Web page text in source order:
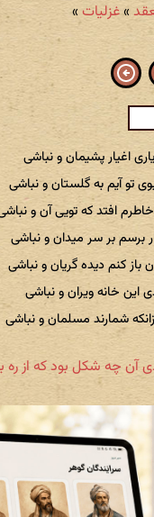
»غزلیات »
اغیار پشیمان و نباشی
تو آیم به گلستان و نباشی
افتد که تویی آن و
برسم بر سر میدان و نباشی
باز کنم دیده گریان و نباشی
این خانه ویران و نباشی
شمارند مسلمان و نباشی